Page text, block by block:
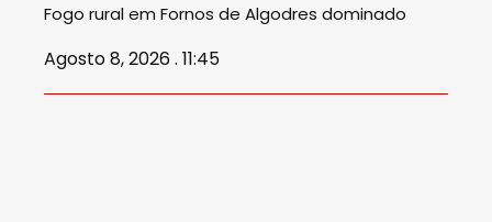
Fogo rural em Fornos de Algodres dominado
Agosto 8, 2026 . 11:45